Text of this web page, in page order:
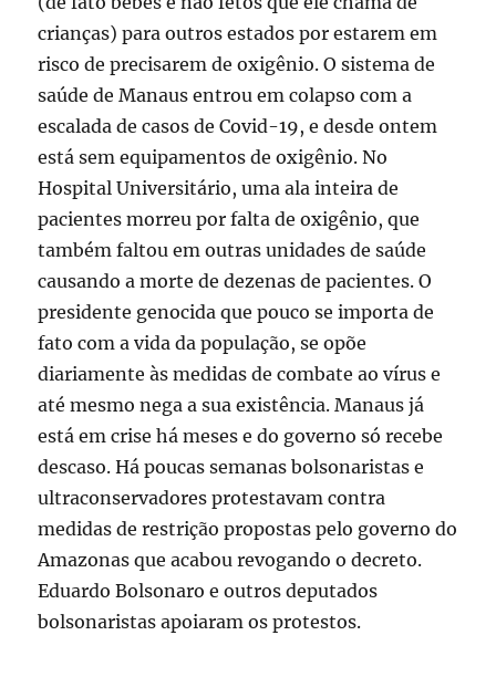
crianças) para outros estados por estarem em
risco de precisarem de oxigênio. O sistema de
saúde de Manaus entrou em colapso com a
escalada de casos de Covid-19, e desde ontem
está sem equipamentos de oxigênio. No
Hospital Universitário, uma ala inteira de
pacientes morreu por falta de oxigênio, que
também faltou em outras unidades de saúde
causando a morte de dezenas de pacientes. O
presidente genocida que pouco se importa de
fato com a vida da população, se opõe
diariamente às medidas de combate ao vírus e
até mesmo nega a sua existência. Manaus já
está em crise há meses e do governo só recebe
descaso. Há poucas semanas bolsonaristas e
ultraconservadores protestavam contra
medidas de restrição propostas pelo governo do
Amazonas que acabou revogando o decreto.
Eduardo Bolsonaro e outros deputados
bolsonaristas apoiaram os protestos.